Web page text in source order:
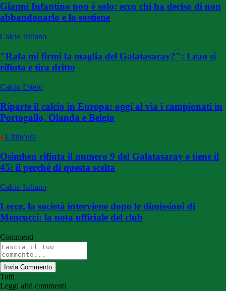
Gianni Infantino non è solo: ecco chi ha deciso di non
abbandonarlo e lo sostiene
Calcio Italiano
"Rafa mi firmi la maglia del Galatasaray?": Leao si
rifiuta e tira dritto
Calcio Estero
Riparte il calcio in Europa: oggi al via i campionati in
Portogallo, Olanda e Belgio
Ultim’ora
Osimhen rifiuta il numero 9 del Galatasaray e tiene il
45: il perché di questa scelta
Calcio Italiano
Lecce, la società interviene dopo le dimissioni di
Mencucci: la nota ufficiale del club
Commenti
Invia Commento
Tutti
Leggi altri commenti